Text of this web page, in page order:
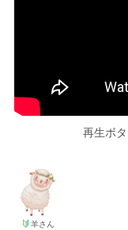
再生ボ
羊さん